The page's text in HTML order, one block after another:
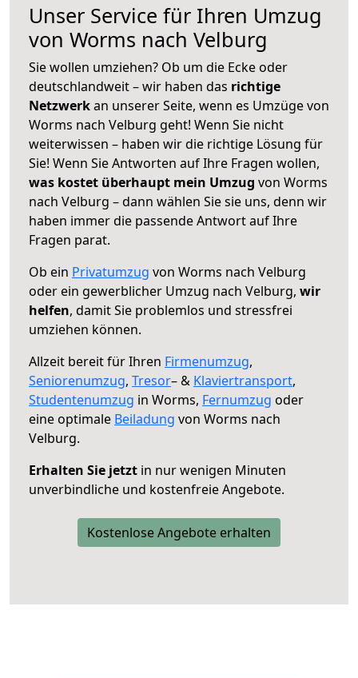
Unser Service für Ihren Umzug
von Worms nach Velburg
Sie wollen umziehen? Ob um die Ecke oder
deutschlandweit – wir haben das richtige
Netzwerkan unserer Seite, wenn es Umzüge von
Worms nach Velburg geht! Wenn Sie nicht
weiterwissen – haben wir die richtige Lösung für
Sie! Wenn Sie Antworten auf Ihre Fragen wollen,
was kostet überhaupt mein Umzug von Worms
nach Velburg – dann wählen Sie sie uns, denn wir
haben immer die passende Antwort auf Ihre
Fragen parat.
Ob ein Privatumzug von Worms nach Velburg
oder ein gewerblicher Umzug nach Velburg, wir
helfen, damit Sie problemlos und stressfrei
umziehen können.
Allzeit bereit für Ihren Firmenumzug,
Seniorenumzug, Tresor– & Klaviertransport,
Studentenumzug in Worms, Fernumzug oder
eine optimale Beiladung von Worms nach
Velburg.
Erhalten Sie jetzt in nur wenigen Minuten
unverbindliche und kostenfreie Angebote.
Kostenlose Angebote erhalten